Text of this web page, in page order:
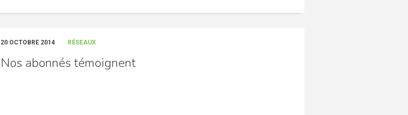
20 OCTOBRE 2014 RÉSEAUX
Nos abonnés témoignent